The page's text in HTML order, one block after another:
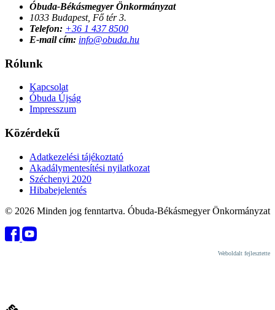
Óbuda-Békásmegyer Önkormányzat
1033 Budapest, Fő tér 3.
Telefon: +36 1 437 8500
E-mail cím: info@obuda.hu
Rólunk
Kapcsolat
Óbuda Újság
Impresszum
Közérdekű
Adatkezelési tájékoztató
Akadálymentesítési nyilatkozat
Széchenyi 2020
Hibabejelentés
© 2026 Minden jog fenntartva. Óbuda-Békásmegyer Önkormányzat
Weboldalt fejlesztette